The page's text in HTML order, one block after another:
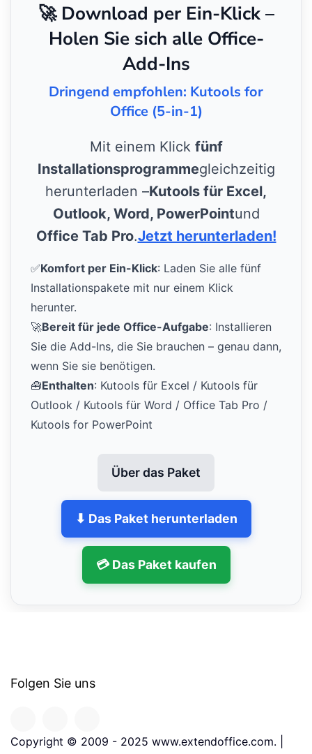
🚀 Download per Ein-Klick –
Holen Sie sich alle Office-
Add-Ins
Dringend empfohlen: Kutools for
Office (5-in-1)
Mit einem Klick fünf
Installationsprogrammegleichzeitig
herunterladen –Kutools für Excel,
Outlook, Word, PowerPointund
Office Tab Pro.Jetzt herunterladen!
✅Komfort per Ein-Klick: Laden Sie alle fünf
Installationspakete mit nur einem Klick
herunter.
🚀Bereit für jede Office-Aufgabe: Installieren
Sie die Add-Ins, die Sie brauchen – genau dann,
wenn Sie sie benötigen.
🧰Enthalten: Kutools für Excel / Kutools für
Outlook / Kutools für Word / Office Tab Pro /
Kutools for PowerPoint
Über das Paket
⬇ Das Paket herunterladen
💳 Das Paket kaufen
Folgen Sie uns
Copyright © 2009 - 2025 www.extendoffice.com. |